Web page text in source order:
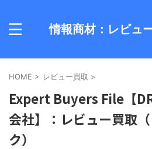
情報商材：レビュ
HOME > レビュー買取 >
Expert Buyers File【
会社】：レビュー買取
ク）